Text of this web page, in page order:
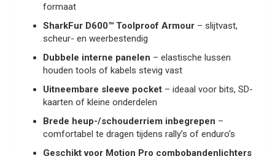
formaat
SharkFur D600™ Toolproof Armour – slijtvast,
scheur- en weerbestendig
Dubbele interne panelen – elastische lussen
houden tools of kabels stevig vast
Uitneembare sleeve pocket – ideaal voor bits, SD-
kaarten of kleine onderdelen
Brede heup-/schouderriem inbegrepen –
comfortabel te dragen tijdens rally’s of enduro’s
Geschikt voor Motion Pro combobandenlichters